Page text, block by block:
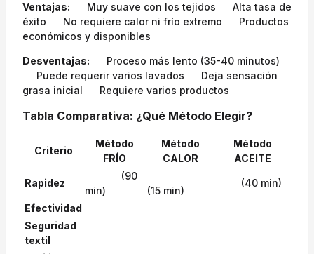
Ventajas: Muy suave con los tejidos
Alta tasa de
éxito
No requiere calor ni frío extremo
Productos
económicos y disponibles
Desventajas:
Proceso más lento (35-40 minutos)
Puede requerir varios lavados
Deja sensación
grasa inicial
Requiere varios productos
Tabla Comparativa: ¿Qué Método Elegir?
Criterio
Método
FRÍO
Método
CALOR
Método
ACEITE
Rapidez
(90
min)
(15 min)
(40 min)
Efectividad
Seguridad
textil